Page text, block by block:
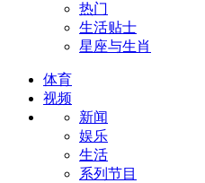
热门
生活贴士
星座与生肖
体育
视频
新闻
娱乐
生活
系列节目